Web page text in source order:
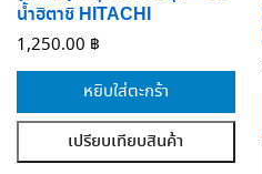
น้ำฮิตาชิ HITACHI
1,250.00 ฿
หยิบใส่ตะกร้า
เปรียบเทียบสินค้า